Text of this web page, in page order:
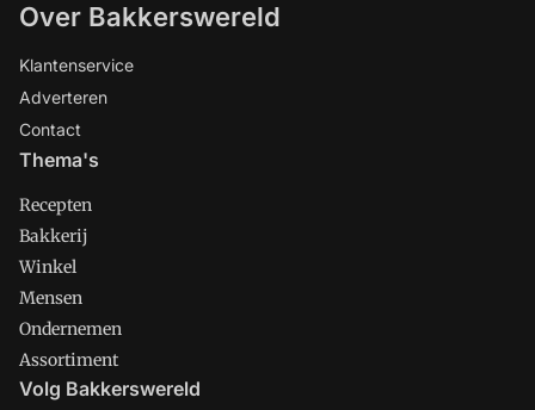
Over Bakkerswereld
Klantenservice
Adverteren
Contact
Thema's
Recepten
Bakkerij
Winkel
Mensen
Ondernemen
Assortiment
Volg Bakkerswereld